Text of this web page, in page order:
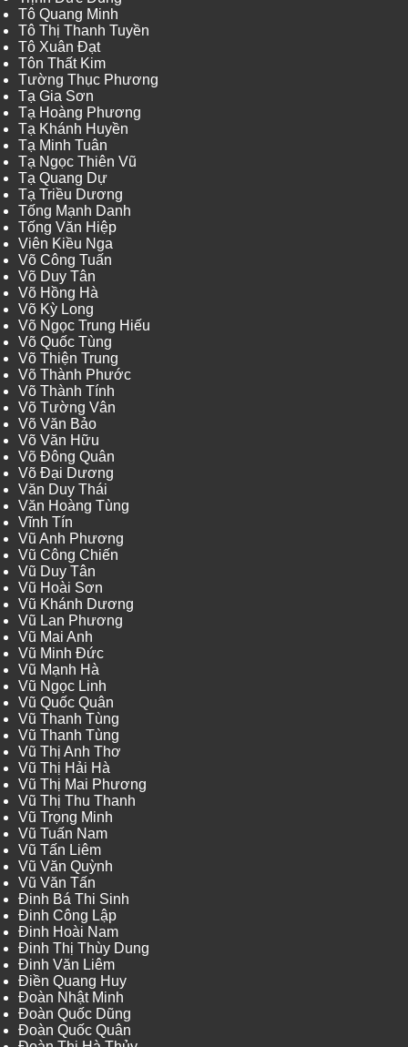
Tô Quang Minh
Tô Thị Thanh Tuyền
Tô Xuân Đạt
Tôn Thất Kim
Tường Thục Phương
Tạ Gia Sơn
Tạ Hoàng Phương
Tạ Khánh Huyền
Tạ Minh Tuân
Tạ Ngọc Thiên Vũ
Tạ Quang Dự
Tạ Triều Dương
Tống Mạnh Danh
Tống Văn Hiệp
Viên Kiều Nga
Võ Công Tuấn
Võ Duy Tân
Võ Hồng Hà
Võ Kỳ Long
Võ Ngọc Trung Hiếu
Võ Quốc Tùng
Võ Thiện Trung
Võ Thành Phước
Võ Thành Tính
Võ Tường Vân
Võ Văn Bảo
Võ Văn Hữu
Võ Đông Quân
Võ Đại Dương
Văn Duy Thái
Văn Hoàng Tùng
Vĩnh Tín
Vũ Anh Phương
Vũ Công Chiến
Vũ Duy Tân
Vũ Hoài Sơn
Vũ Khánh Dương
Vũ Lan Phương
Vũ Mai Anh
Vũ Minh Đức
Vũ Mạnh Hà
Vũ Ngọc Linh
Vũ Quốc Quân
Vũ Thanh Tùng
Vũ Thanh Tùng
Vũ Thị Anh Thơ
Vũ Thị Hải Hà
Vũ Thị Mai Phương
Vũ Thị Thu Thanh
Vũ Trọng Minh
Vũ Tuấn Nam
Vũ Tấn Liêm
Vũ Văn Quỳnh
Vũ Văn Tấn
Đinh Bá Thi Sinh
Đinh Công Lập
Đinh Hoài Nam
Đinh Thị Thùy Dung
Đinh Văn Liêm
Điền Quang Huy
Đoàn Nhật Minh
Đoàn Quốc Dũng
Đoàn Quốc Quân